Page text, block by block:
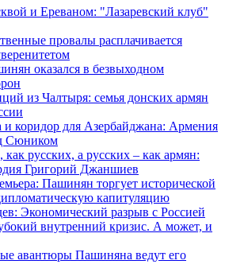
и Ереваном: "Лазаревский клуб"
провалы расплачивается
оказался в безвыходном
из Чалтыря: семья донских армян
и коридор для Азербайджана: Армения
Сюником
русских, а русских – как армян:
Григорий Джаншиев
Пашинян торгует исторической
капитуляцию
Экономический разрыв с Россией
внутренний кризис. А может, и
авантюры Пашиняна ведут его